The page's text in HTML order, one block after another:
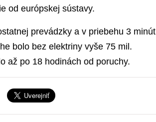
od európskej sústavy.
prevádzky a v priebehu 3 minút
bolo bez elektriny vyše 75 mil.
až po 18 hodinách od poruchy.